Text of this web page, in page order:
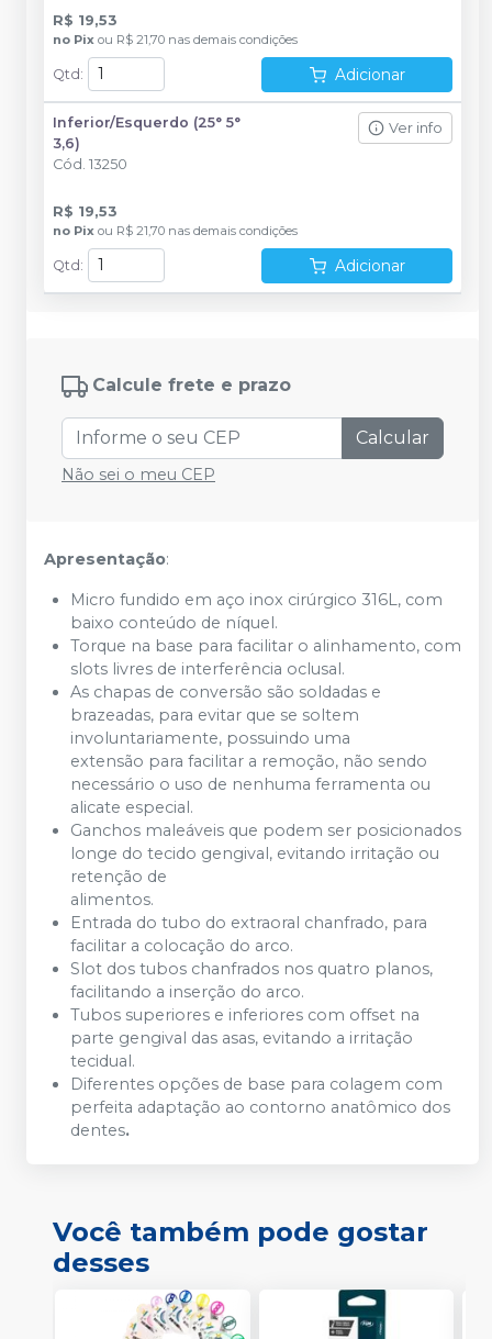
R$ 19,53
no Pix ou R$ 21,70 nas demais condições
Qtd : Adicionar
Inferior/Esquerdo (25° 5°
3,6)
Cód. 13250
Ver info
R$ 19,53
no Pix ou R$ 21,70 nas demais condições
Qtd : Adicionar
Calcule frete e prazo
Calcular
Não sei o meu CEP
Apresentação:
Micro fundido em aço inox cirúrgico 316L, com
baixo conteúdo de níquel.
Torque na base para facilitar o alinhamento, com
slots livres de interferência oclusal.
As chapas de conversão são soldadas e
brazeadas, para evitar que se soltem
involuntariamente, possuindo uma
extensão para facilitar a remoção, não sendo
necessário o uso de nenhuma ferramenta ou
alicate especial.
Ganchos maleáveis que podem ser posicionados
longe do tecido gengival, evitando irritação ou
retenção de
alimentos.
Entrada do tubo do extraoral chanfrado, para
facilitar a colocação do arco.
Slot dos tubos chanfrados nos quatro planos,
facilitando a inserção do arco.
Tubos superiores e inferiores com offset na
parte gengival das asas, evitando a irritação
tecidual.
Diferentes opções de base para colagem com
perfeita adaptação ao contorno anatômico dos
dentes.
Você também pode gostar
desses